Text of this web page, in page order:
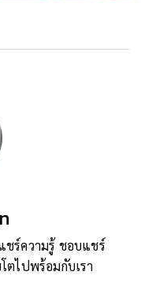
ชร์ความรู้ ชอบแชร์
ตไปพร้อมกับเรา